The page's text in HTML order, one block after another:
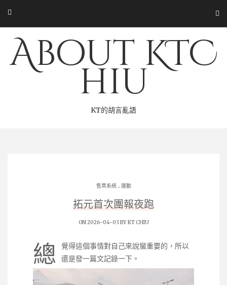
content
About KTC
hiu
KT的胡言亂語
售票系統. 運動
拓元首次團報夜跑
ON 2026-04-03 BYKT CHIU
總
覺得這個事情對自己來說蠻重要的，所以
還是發一篇文記錄一下。